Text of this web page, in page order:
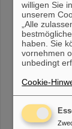
2016
KW:19
KW:18
begeistern
willigen Sie
unserem
„Alle
haben. Sie
vornehmen
unbedingt
Cookie-